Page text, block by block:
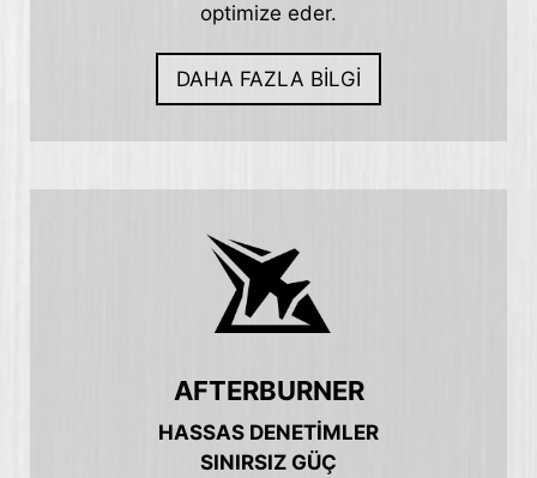
optimize eder.
DAHA FAZLA BİLGİ
AFTERBURNER
HASSAS DENETİMLER
SINIRSIZ GÜÇ